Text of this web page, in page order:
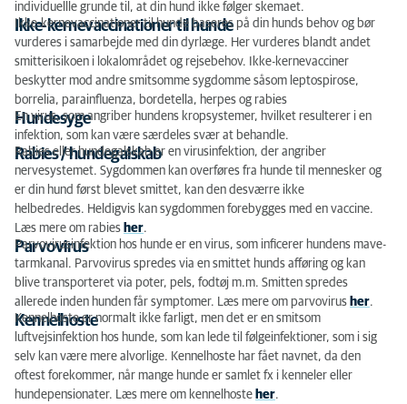
individuellle grunde til, at din hund ikke følger skemaet.
Ikke-kernevaccinationer til hunde
Ikke-kernevaccinationer til hunde baseres på din hunds behov og bør
vurderes i samarbejde med din dyrlæge. Her vurderes blandt andet
smitterisikoen i lokalområdet og rejsebehov.
Ikke-kernevacciner
beskytter mod andre smitsomme sygdomme såsom leptospirose,
borrelia, parainfluenza, bordetella, herpes og rabies
Hundesyge
En virus, som angriber hundens kropsystemer, hvilket resulterer i en
infektion, som kan være særdeles svær at behandle.
Rabies / hundegalskab
Rabies eller hundegalskab er en virusinfektion, der angriber
nervesystemet. Sygdommen kan overføres fra hunde til mennesker og
er din hund først blevet smittet, kan den desværre ikke
helbedredes. Heldigvis kan sygdommen forebygges med en vaccine.
Læs mere om rabies her.
Parvovirus
Parvovirusinfektion hos hunde er en virus, som inficerer hundens mave-
tarmkanal. Parvovirus spredes via en smittet hunds afføring og kan
blive transporteret via poter, pels, fodtøj m.m. Smitten spredes
allerede inden hunden får symptomer. Læs mere om parvovirus her.
Kennelhoste
Kennelhoste er normalt ikke farligt, men det er en smitsom
luftvejsinfektion hos hunde, som kan lede til følgeinfektioner, som i sig
selv kan være mere alvorlige. Kennelhoste har fået navnet, da den
oftest forekommer, når mange hunde er samlet fx i kenneler eller
hundepensionater. Læs mere om kennelhoste her.